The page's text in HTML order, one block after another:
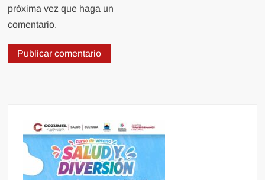
próxima vez que haga un
comentario.